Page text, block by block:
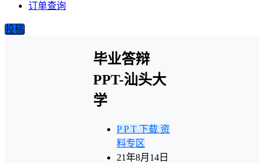
订单查询
投稿
毕业答辩
PPT-汕头大
学
P P T 下载 资
料专区
21年8月14日